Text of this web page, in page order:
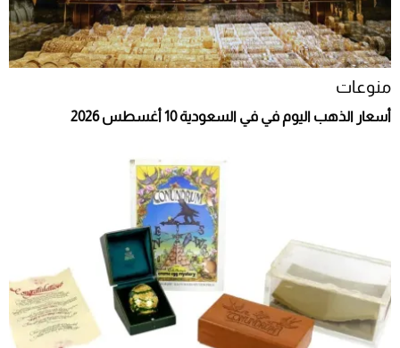
منوعات
أسعار الذهب اليوم في في السعودية 10 أغسطس 2026